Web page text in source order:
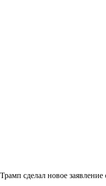
Трамп сделал новое